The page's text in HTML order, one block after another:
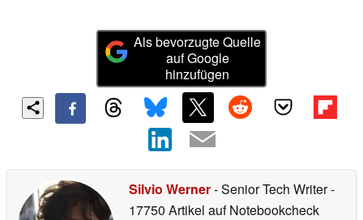
Als bevorzugte Quelle
auf Google
hinzufügen
Silvio Werner- Senior Tech Writer-
17750 Artikel auf Notebookcheck